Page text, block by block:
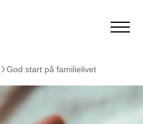
God start på familielivet